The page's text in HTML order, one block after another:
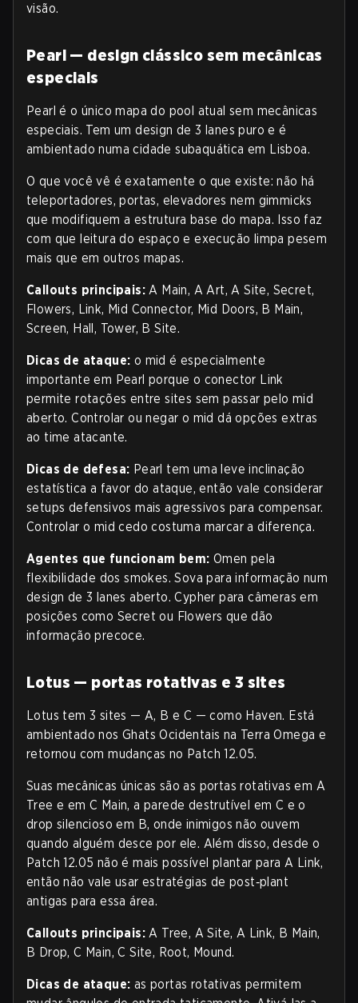
visão.
Pearl — design clássico sem mecânicas
especiais
Pearl é o único mapa do pool atual sem mecânicas
especiais. Tem um design de 3 lanes puro e é
ambientado numa cidade subaquática em Lisboa.
O que você vê é exatamente o que existe: não há
teleportadores, portas, elevadores nem gimmicks
que modifiquem a estrutura base do mapa. Isso faz
com que leitura do espaço e execução limpa pesem
mais que em outros mapas.
Callouts principais: A Main, A Art, A Site, Secret,
Flowers, Link, Mid Connector, Mid Doors, B Main,
Screen, Hall, Tower, B Site.
Dicas de ataque: o mid é especialmente
importante em Pearl porque o conector Link
permite rotações entre sites sem passar pelo mid
aberto. Controlar ou negar o mid dá opções extras
ao time atacante.
Dicas de defesa: Pearl tem uma leve inclinação
estatística a favor do ataque, então vale considerar
setups defensivos mais agressivos para compensar.
Controlar o mid cedo costuma marcar a diferença.
Agentes que funcionam bem: Omen pela
flexibilidade dos smokes. Sova para informação num
design de 3 lanes aberto. Cypher para câmeras em
posições como Secret ou Flowers que dão
informação precoce.
Lotus — portas rotativas e 3 sites
Lotus tem 3 sites — A, B e C — como Haven. Está
ambientado nos Ghats Ocidentais na Terra Omega e
retornou com mudanças no Patch 12.05.
Suas mecânicas únicas são as portas rotativas em A
Tree e em C Main, a parede destrutível em C e o
drop silencioso em B, onde inimigos não ouvem
quando alguém desce por ele. Além disso, desde o
Patch 12.05 não é mais possível plantar para A Link,
então não vale usar estratégias de post‑plant
antigas para essa área.
Callouts principais: A Tree, A Site, A Link, B Main,
B Drop, C Main, C Site, Root, Mound.
Dicas de ataque: as portas rotativas permitem